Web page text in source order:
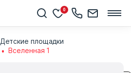
0
Детские площадки
Вселенная 1